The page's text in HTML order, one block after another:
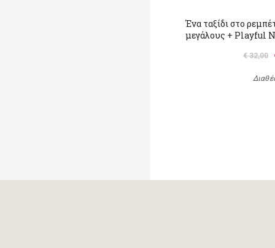
Ένα ταξίδι στο
μεγάλους + Playful
€ 32,00